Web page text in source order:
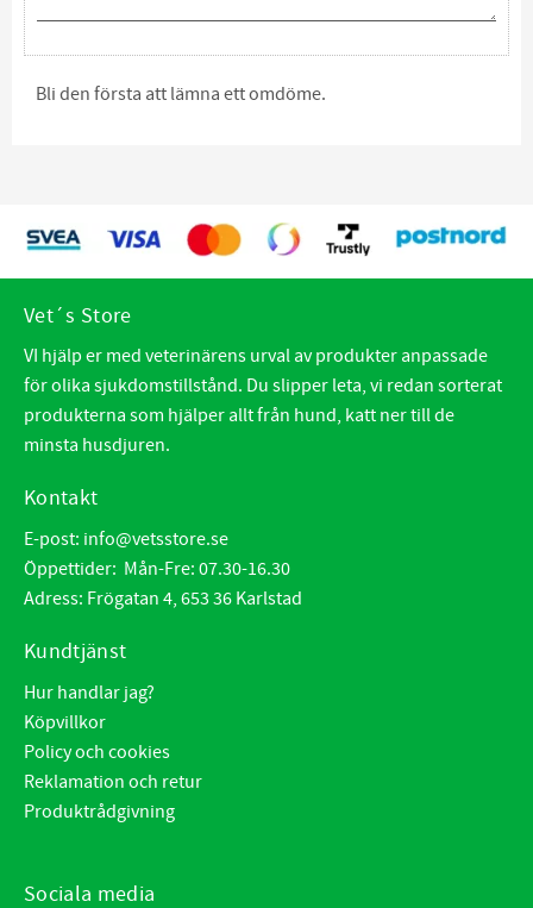
Bli den första att lämna ett omdöme.
Vet´s Store
VI hjälp er med veterinärens urval av produkter anpassade
för olika sjukdomstillstånd. Du slipper leta, vi redan sorterat
produkterna som hjälper allt från hund, katt ner till de
minsta husdjuren.
Kontakt
E-post: info@vetsstore.se
Öppettider: Mån-Fre: 07.30-16.30
Adress: Frögatan 4, 653 36 Karlstad
Kundtjänst
Hur handlar jag?
Köpvillkor
Policy och cookies
Reklamation och retur
Produktrådgivning
Sociala media